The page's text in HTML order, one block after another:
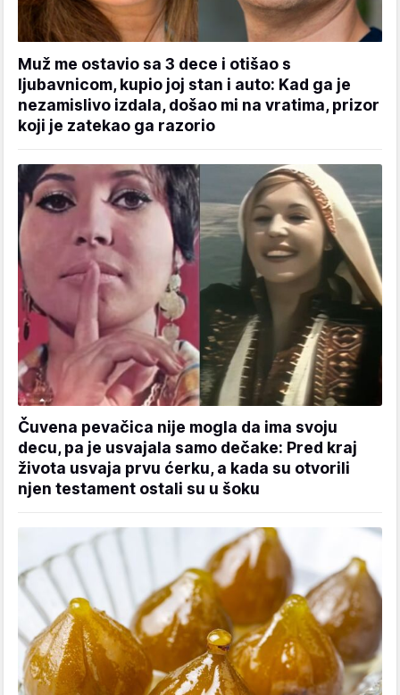
Muž me ostavio sa 3 dece i otišao s
ljubavnicom, kupio joj stan i auto: Kad ga je
nezamislivo izdala, došao mi na vratima, prizor
koji je zatekao ga razorio
Čuvena pevačica nije mogla da ima svoju
decu, pa je usvajala samo dečake: Pred kraj
života usvaja prvu ćerku, a kada su otvorili
njen testament ostali su u šoku